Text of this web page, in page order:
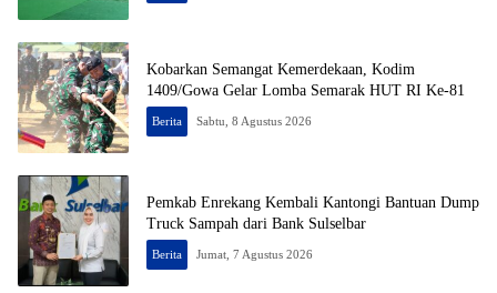
Kobarkan Semangat Kemerdekaan, Kodim
1409/Gowa Gelar Lomba Semarak HUT RI Ke-81
Berita Sabtu, 8 Agustus 2026
Pemkab Enrekang Kembali Kantongi Bantuan Dump
Truck Sampah dari Bank Sulselbar
Berita Jumat, 7 Agustus 2026